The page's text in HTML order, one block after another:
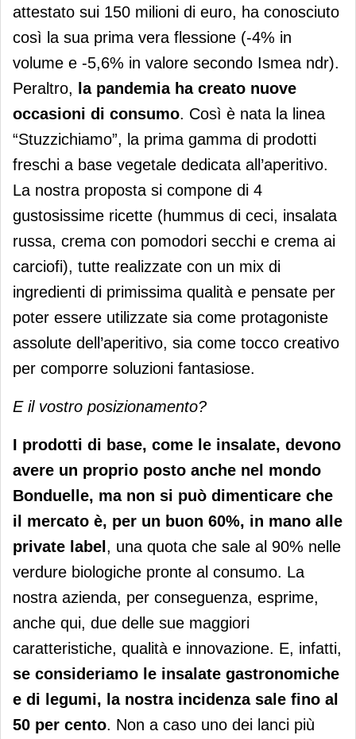
attestato sui 150 milioni di euro, ha conosciuto
così la sua prima vera flessione (-4% in
volume e -5,6% in valore secondo Ismea ndr).
Peraltro, la pandemia ha creato nuove
occasioni di consumo. Così è nata la linea
“Stuzzichiamo”, la prima gamma di prodotti
freschi a base vegetale dedicata all’aperitivo.
La nostra proposta si compone di 4
gustosissime ricette (hummus di ceci, insalata
russa, crema con pomodori secchi e crema ai
carciofi), tutte realizzate con un mix di
ingredienti di primissima qualità e pensate per
poter essere utilizzate sia come protagoniste
assolute dell’aperitivo, sia come tocco creativo
per comporre soluzioni fantasiose.
E il vostro posizionamento?
I prodotti di base, come le insalate, devono
avere un proprio posto anche nel mondo
Bonduelle, ma non si può dimenticare che
il mercato è, per un buon 60%, in mano alle
private label, una quota che sale al 90% nelle
verdure biologiche pronte al consumo. La
nostra azienda, per conseguenza, esprime,
anche qui, due delle sue maggiori
caratteristiche, qualità e innovazione. E, infatti,
se consideriamo le insalate gastronomiche
e di legumi, la nostra incidenza sale fino al
50 per cento. Non a caso uno dei lanci più